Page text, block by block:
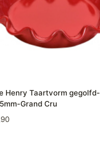
Henry Taartvorm gegolfd-
Grand Cru